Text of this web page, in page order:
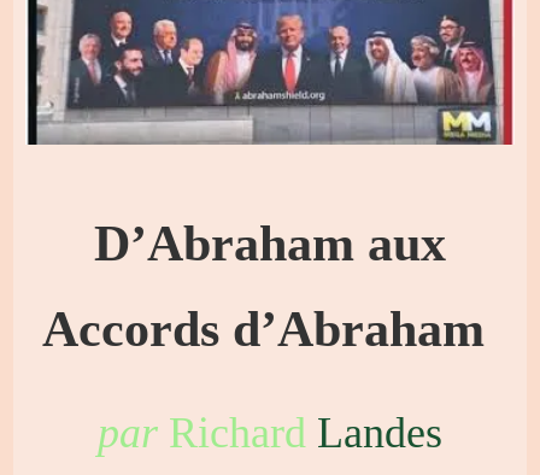
D’Abraham aux
Accords d’Abraham
par Richard Landes